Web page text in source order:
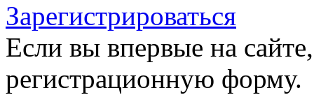
Зарегистрироваться
Если вы впервые на
регистрационную форму.